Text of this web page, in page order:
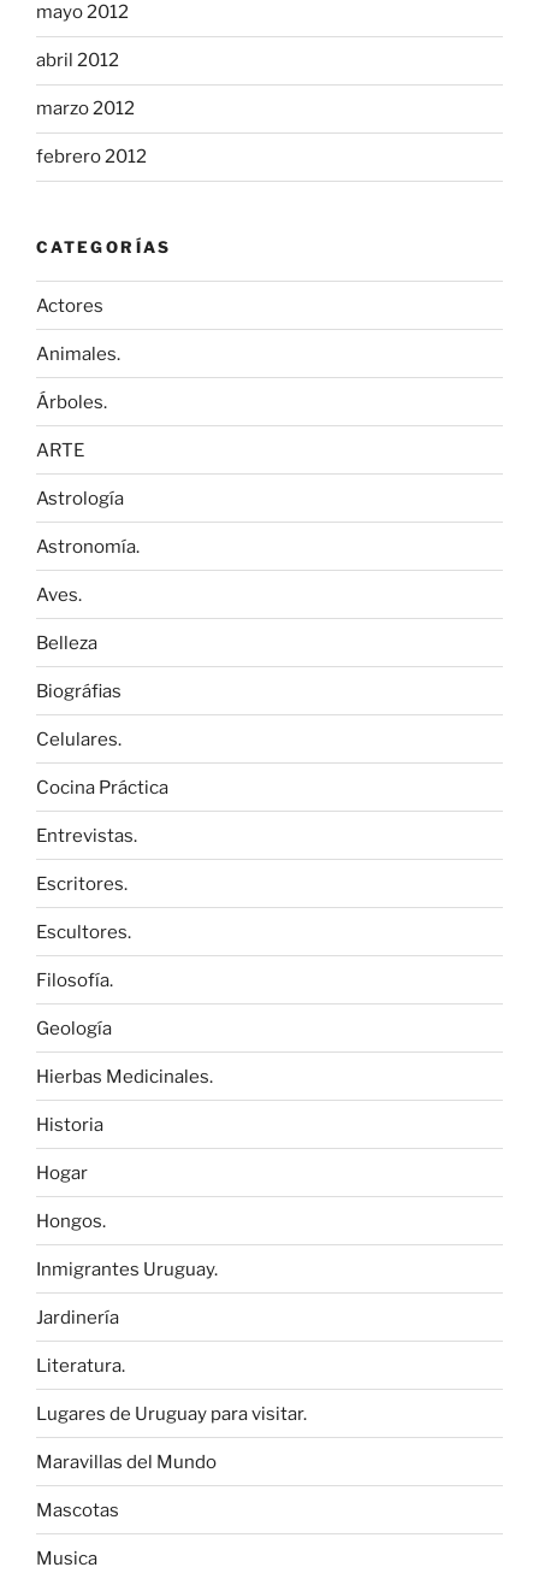
mayo 2012
abril 2012
marzo 2012
febrero 2012
CATEGORÍAS
Actores
Animales.
Árboles.
ARTE
Astrología
Astronomía.
Aves.
Belleza
Biográfias
Celulares.
Cocina Práctica
Entrevistas.
Escritores.
Escultores.
Filosofía.
Geología
Hierbas Medicinales.
Historia
Hogar
Hongos.
Inmigrantes Uruguay.
Jardinería
Literatura.
Lugares de Uruguay para visitar.
Maravillas del Mundo
Mascotas
Musica